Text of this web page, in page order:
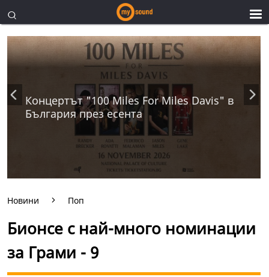
Концертът "100 Miles For Miles Davis" в
България през есента
Новини Поп
Бионсе с най-много номинации
за Грами - 9